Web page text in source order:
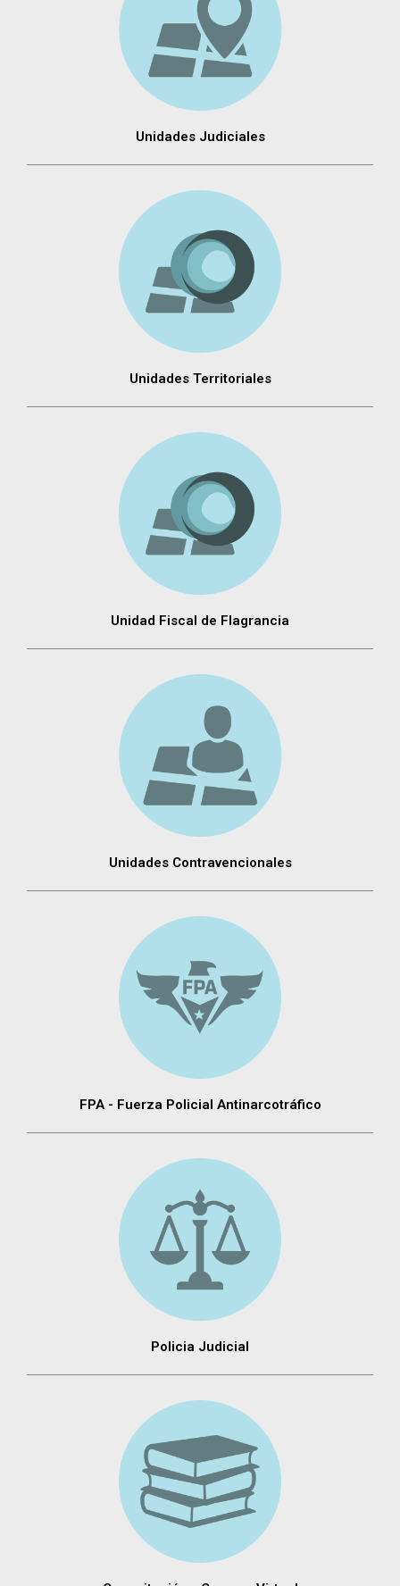
Unidades Judiciales
Unidades Territoriales
Unidad Fiscal de Flagrancia
Unidades Contravencionales
FPA - Fuerza Policial Antinarcotráfico
Policia Judicial